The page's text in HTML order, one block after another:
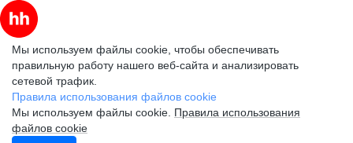
Мы используем файлы cookie, чтобы обеспечивать
правильную работу нашего веб-сайта и анализировать
сетевой трафик.
Правила использования файлов cookie
Мы используем файлы cookie. Правила использования
файлов cookie